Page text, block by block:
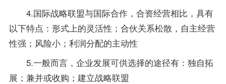
4.国际战略联盟与国际合作，合资经营相比，具有
以下特点：形式上的灵活性；合伙关系松散，自主经营
性强；风险小；利润分配的主动性
5.一般而言，企业发展可供选择的途径有：独自拓
展；兼并或收购；建立战略联盟